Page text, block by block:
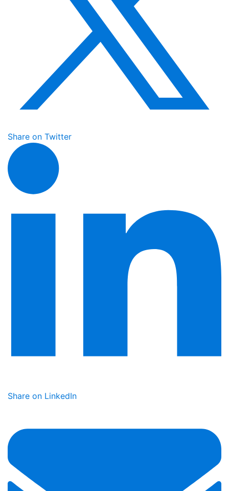
Share on Twitter
Share on LinkedIn